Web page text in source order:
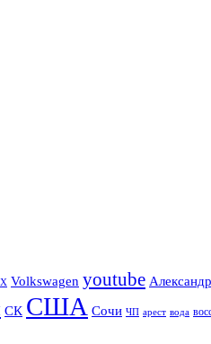
Volkswagen youtube
СК США Сочи ЧП арест вода